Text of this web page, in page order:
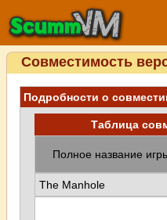
Совместимость
Подробности о
Таблица
Полное название
The Manhole